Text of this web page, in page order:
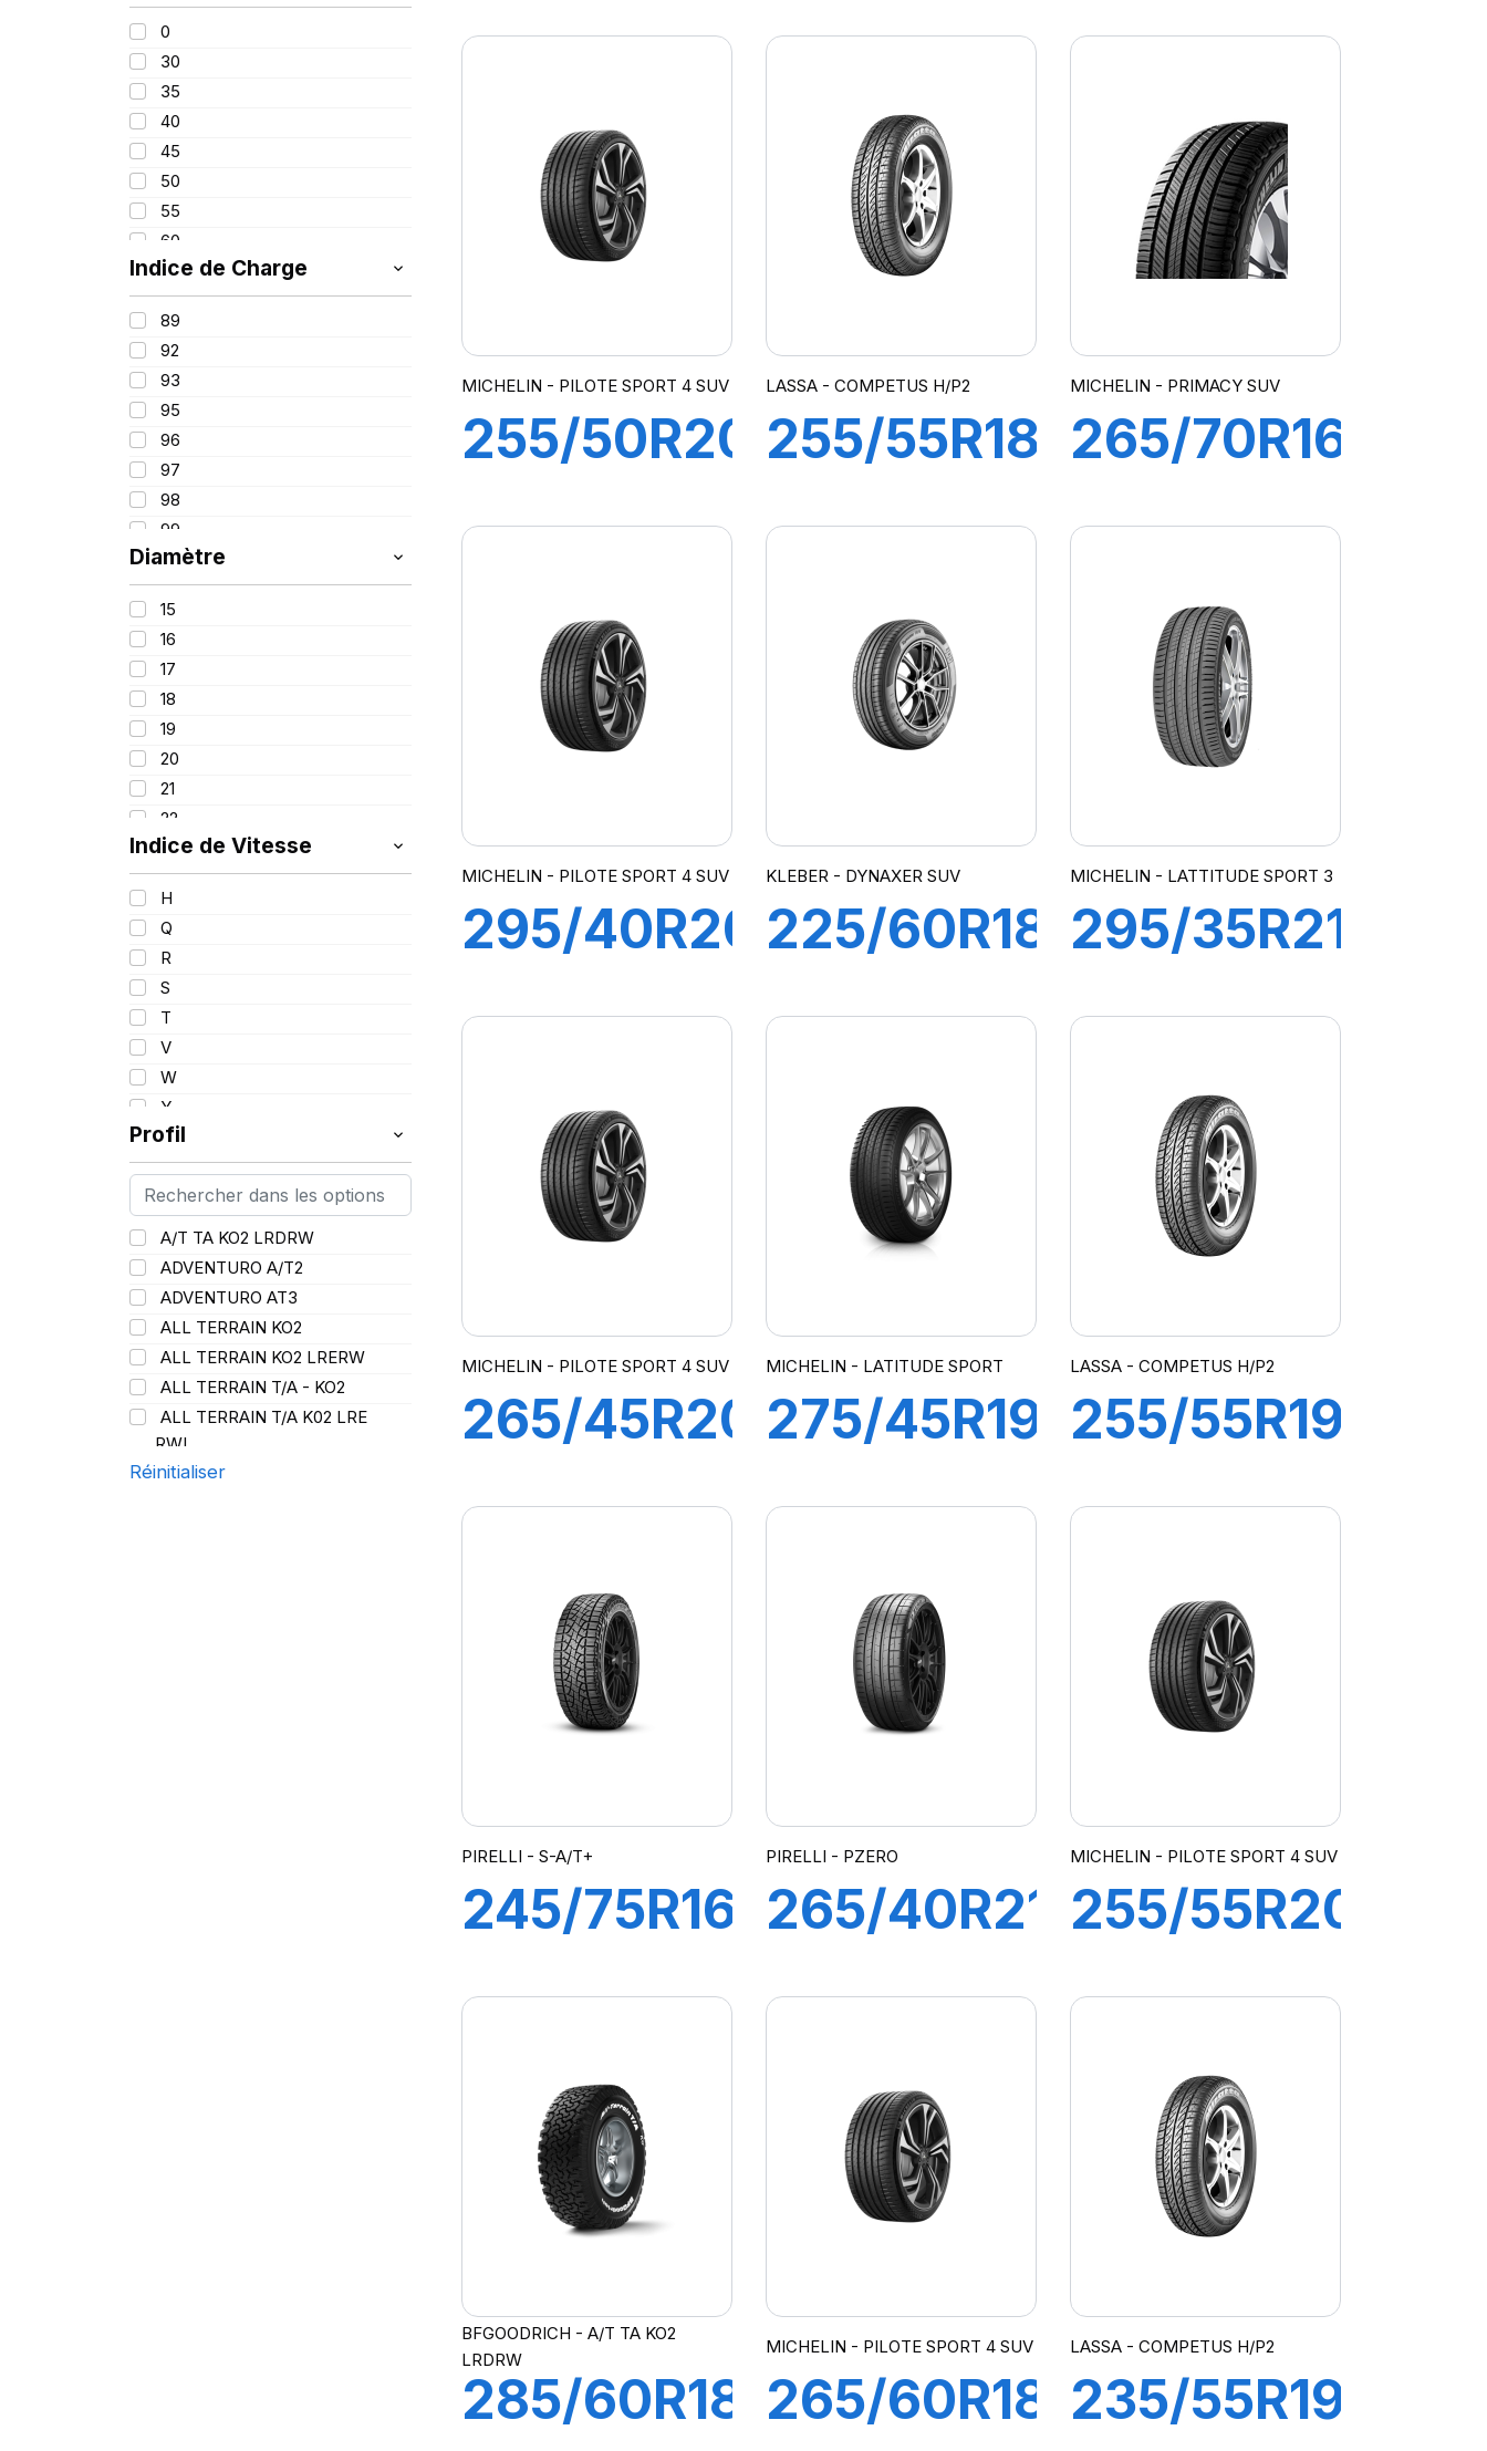
265
275
285
295
305
315
325
0
30
35
40
45
50
55
60
65
70
75
80
85
100
Indice de Charge
89
92
93
95
96
97
98
99
100
100/97
101
102
103
104
104/101
105
106
108
109
110
110/107
110/108
111
112
113
114
115
115/112
116
116/113
117/114
117/116
118/115
119/116
120
120/116
120/117
121/118
Diamètre
15
16
17
18
19
20
21
22
Indice de Vitesse
H
Q
R
S
T
V
W
Y
Profil
A/T TA KO2 LRDRW
ADVENTURO A/T2
ADVENTURO AT3
ALL TERRAIN KO2
ALL TERRAIN KO2 LRERW
ALL TERRAIN T/A - KO2
ALL TERRAIN T/A K02 LRE
RWL
ALL TERRAIN T/A KO2
Réinitialiser
SPORT
CUP2
CONNECT
H/P2
KO3 LRD
(RWL)
MICHELIN - PILOTE SPORT 4 SUV
255/50R20
SPORT 4
SUV
LASSA - COMPETUS H/P2
255/55R18
H/P2
MICHELIN - PRIMACY SUV
265/70R16
SUV
MICHELIN - PILOTE SPORT 4 SUV
295/40R20
SPORT4
SUV
KLEBER - DYNAXER SUV
225/60R18
SUV
MICHELIN - LATTITUDE SPORT 3
295/35R21
SPORT3
(N1)
MICHELIN - PILOTE SPORT 4 SUV
265/45R20
SPORT 4
SUV
MICHELIN - LATITUDE SPORT
275/45R19
SPORT
(N0)
LASSA - COMPETUS H/P2
255/55R19
H/P2
PIRELLI - S-A/T+
245/75R16
PIRELLI - PZERO
265/40R21
(N0)
MICHELIN - PILOTE SPORT 4 SUV
255/55R20
SPORT 4
SUV
BFGOODRICH - A/T TA KO2
LRDRW
285/60R18
MICHELIN - PILOTE SPORT 4 SUV
265/60R18
LASSA - COMPETUS H/P2
235/55R19